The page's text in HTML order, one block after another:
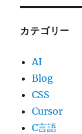
カテゴリー
AI
Blog
CSS
Cursor
C言語